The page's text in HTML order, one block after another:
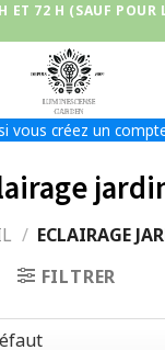
ET 72 H (SAUF POUR
vous créez un
/ ECLAIRAGE
FILTRER